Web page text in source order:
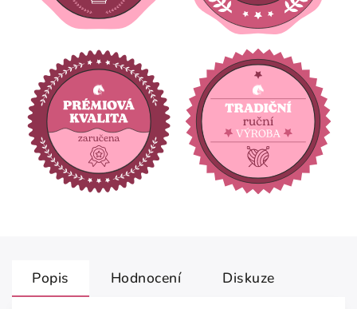
Popis Hodnocení Diskuze